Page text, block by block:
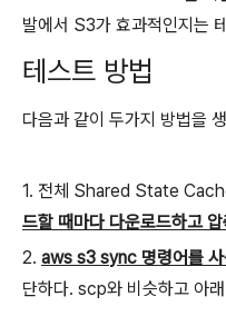
발에서 S3가 효과적인지는
테스트 방법
다음과 같이 두가지 방법을
1. 전체 Shared State
드할 때마다 다운로드하고
2. aws s3 sync 명령어를
단하다. scp와 비슷하고 아